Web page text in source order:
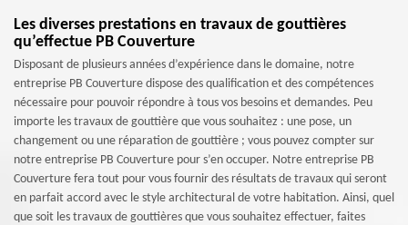
Les diverses prestations en travaux de gouttières
qu’effectue PB Couverture
Disposant de plusieurs années d’expérience dans le domaine, notre
entreprise PB Couverture dispose des qualification et des compétences
nécessaire pour pouvoir répondre à tous vos besoins et demandes. Peu
importe les travaux de gouttière que vous souhaitez : une pose, un
changement ou une réparation de gouttière ; vous pouvez compter sur
notre entreprise PB Couverture pour s’en occuper. Notre entreprise PB
Couverture fera tout pour vous fournir des résultats de travaux qui seront
en parfait accord avec le style architectural de votre habitation. Ainsi, quel
que soit les travaux de gouttières que vous souhaitez effectuer, faites